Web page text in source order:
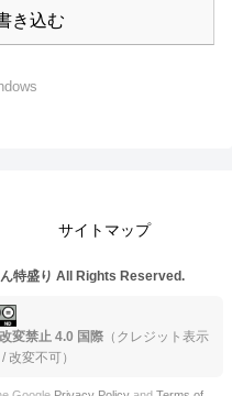
き込む
サイトマップ
特盛り All Rights Reserved.
変禁止 4.0 国際 （クレジット表示
改変不可）